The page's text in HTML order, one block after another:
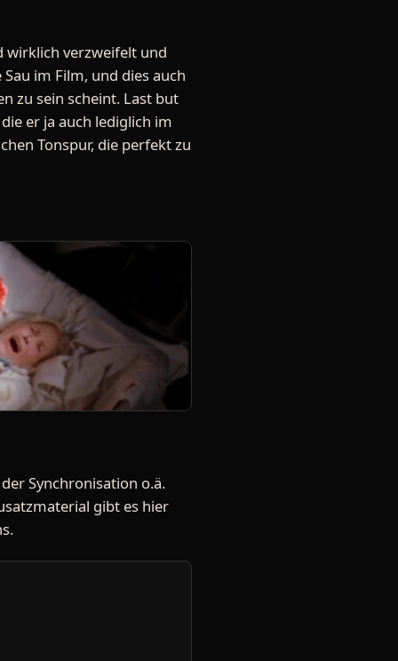
wirklich verzweifelt und
im Film, und dies auch
zu sein scheint. Last but
er ja auch lediglich im
Tonspur, die perfekt zu
Synchronisation o.ä.
gibt es hier